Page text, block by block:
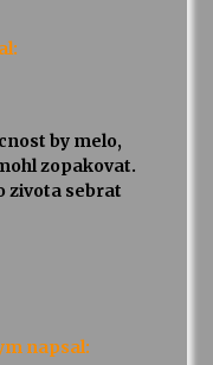
by melo,
zopakovat.
zivota sebrat
napsal: